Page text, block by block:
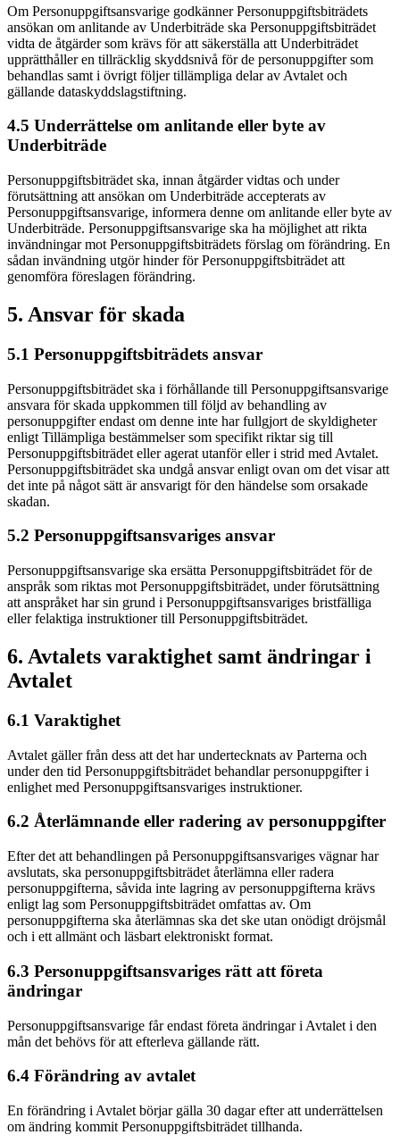
Om Personuppgiftsansvarige godkänner Personuppgiftsbiträdets
ansökan om anlitande av Underbiträde ska Personuppgiftsbiträdet
vidta de åtgärder som krävs för att säkerställa att Underbiträdet
upprätthåller en tillräcklig skyddsnivå för de personuppgifter som
behandlas samt i övrigt följer tillämpliga delar av Avtalet och
gällande dataskyddslagstiftning.
4.5 Underrättelse om anlitande eller byte av
Underbiträde
Personuppgiftsbiträdet ska, innan åtgärder vidtas och under
förutsättning att ansökan om Underbiträde accepterats av
Personuppgiftsansvarige, informera denne om anlitande eller byte av
Underbiträde. Personuppgiftsansvarige ska ha möjlighet att rikta
invändningar mot Personuppgiftsbiträdets förslag om förändring. En
sådan invändning utgör hinder för Personuppgiftsbiträdet att
genomföra föreslagen förändring.
5. Ansvar för skada
5.1 Personuppgiftsbiträdets ansvar
Personuppgiftsbiträdet ska i förhållande till Personuppgiftsansvarige
ansvara för skada uppkommen till följd av behandling av
personuppgifter endast om denne inte har fullgjort de skyldigheter
enligt Tillämpliga bestämmelser som specifikt riktar sig till
Personuppgiftsbiträdet eller agerat utanför eller i strid med Avtalet.
Personuppgiftsbiträdet ska undgå ansvar enligt ovan om det visar att
det inte på något sätt är ansvarigt för den händelse som orsakade
skadan.
5.2 Personuppgiftsansvariges ansvar
Personuppgiftsansvarige ska ersätta Personuppgiftsbiträdet för de
anspråk som riktas mot Personuppgiftsbiträdet, under förutsättning
att anspråket har sin grund i Personuppgiftsansvariges bristfälliga
eller felaktiga instruktioner till Personuppgiftsbiträdet.
6. Avtalets varaktighet samt ändringar i
Avtalet
6.1 Varaktighet
Avtalet gäller från dess att det har undertecknats av Parterna och
under den tid Personuppgiftsbiträdet behandlar personuppgifter i
enlighet med Personuppgiftsansvariges instruktioner.
6.2 Återlämnande eller radering av personuppgifter
Efter det att behandlingen på Personuppgiftsansvariges vägnar har
avslutats, ska personuppgiftsbiträdet återlämna eller radera
personuppgifterna, såvida inte lagring av personuppgifterna krävs
enligt lag som Personuppgiftsbiträdet omfattas av. Om
personuppgifterna ska återlämnas ska det ske utan onödigt dröjsmål
och i ett allmänt och läsbart elektroniskt format.
6.3 Personuppgiftsansvariges rätt att företa
ändringar
Personuppgiftsansvarige får endast företa ändringar i Avtalet i den
mån det behövs för att efterleva gällande rätt.
6.4 Förändring av avtalet
En förändring i Avtalet börjar gälla 30 dagar efter att underrättelsen
om ändring kommit Personuppgiftsbiträdet tillhanda.